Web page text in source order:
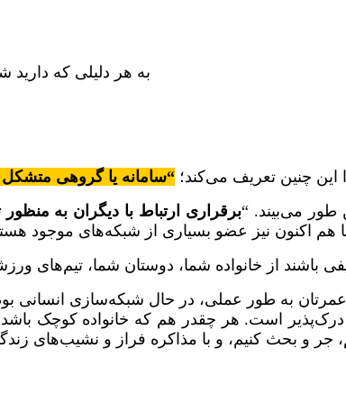
به هر دلیلی که دارید
این چنین تعریف می‌کند؛ “سامانه یا گروهی متشکل
طور می‌بیند. “برقراری ارتباط با دیگران به
هم اکنون نیز عضو بسیاری از شبکه‌های موجود
باشند از خانواده شما، دوستان شما، تیم‌های
به طور عملی، در حال شبکه‌سازی انسانی
است. هر چقدر هم که خانواده کوچک باشد، ما
جر و بحث کنیم، و با مذاکره فراز و نشیب‌های